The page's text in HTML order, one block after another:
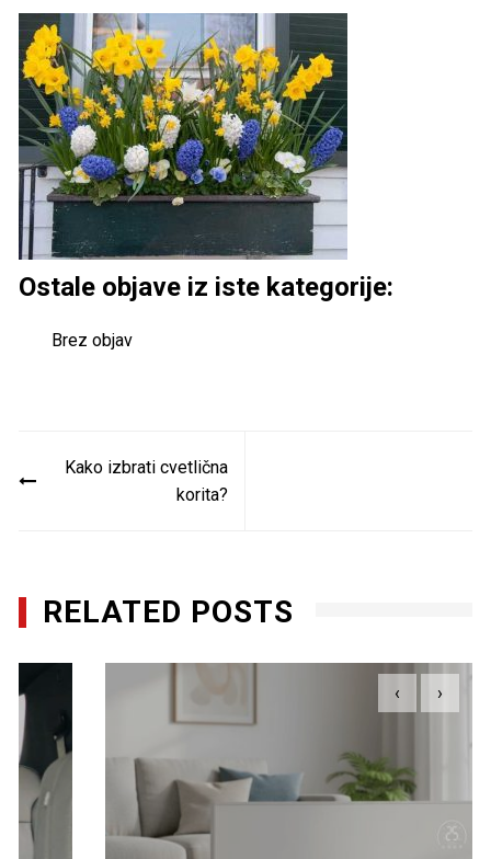
Ostale objave iz iste kategorije:
Brez objav
prispevka
Kako izbrati cvetlična
korita?
RELATED POSTS
‹ ›